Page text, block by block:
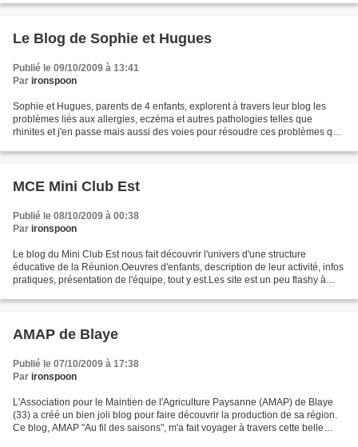
Le Blog de Sophie et Hugues
Publié le 09/10/2009 à 13:41
Par ironspoon
Sophie et Hugues, parents de 4 enfants, explorent à travers leur blog les
problèmes liés aux allergies, eczéma et autres pathologies telles que
rhinites et j'en passe mais aussi des voies pour résoudre ces problèmes qui
MCE Mini Club Est
Publié le 08/10/2009 à 00:38
Par ironspoon
Le blog du Mini Club Est nous fait découvrir l'univers d'une structure
éducative de la Réunion.Oeuvres d'enfants, description de leur activité, infos
pratiques, présentation de l'équipe, tout y est.Les site est un peu flashy à
AMAP de Blaye
Publié le 07/10/2009 à 17:38
Par ironspoon
L'Association pour le Maintien de l'Agriculture Paysanne (AMAP) de Blaye
(33) a créé un bien joli blog pour faire découvrir la production de sa région.
Ce blog, AMAP "Au fil des saisons", m'a fait voyager à travers cette belle